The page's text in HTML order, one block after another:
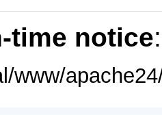
time notice
www/